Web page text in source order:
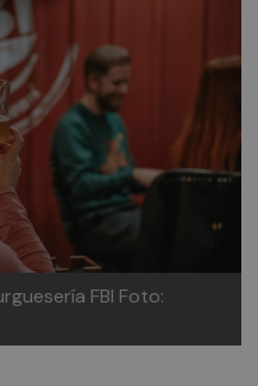
FBI Foto: